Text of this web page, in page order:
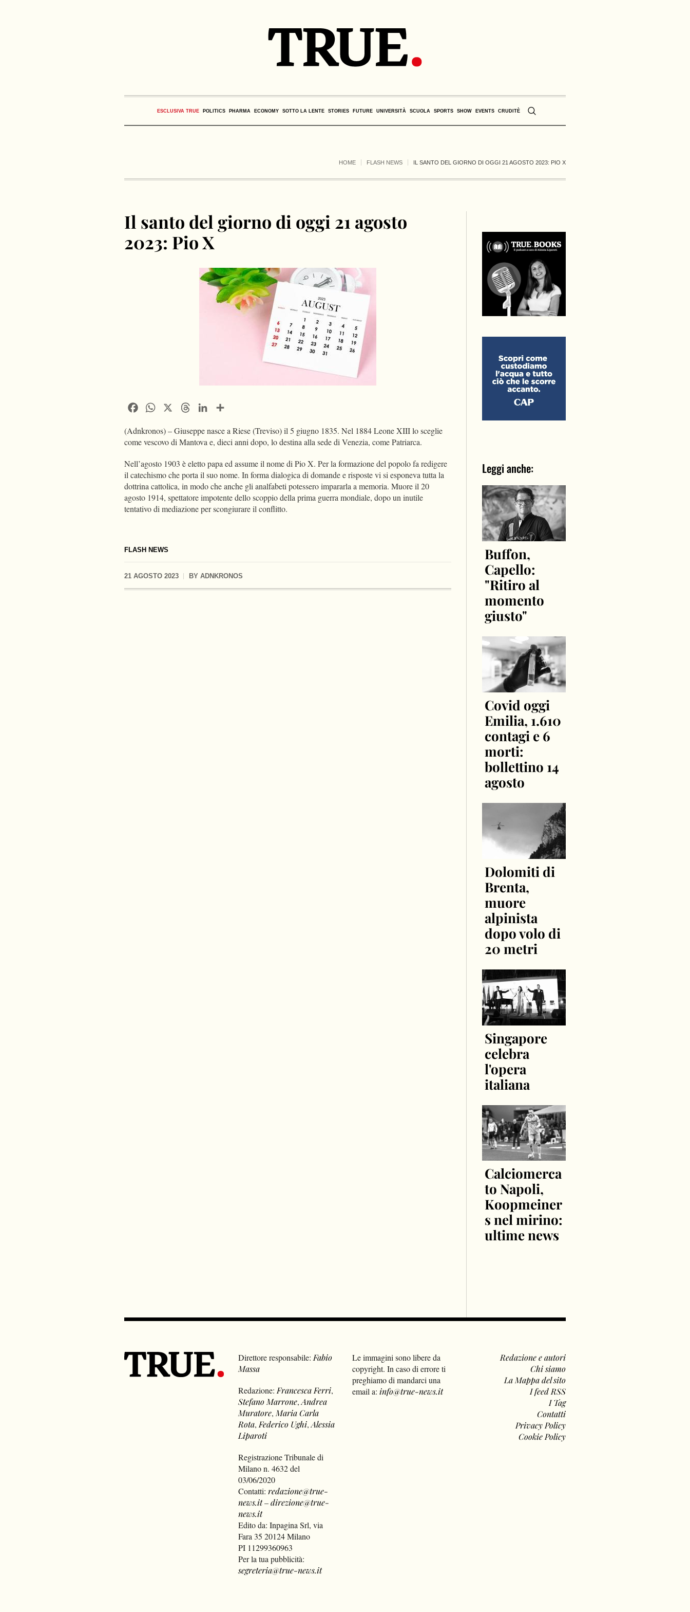
ESCLUSIVA TRUE POLITICS PHARMA ECONOMY SOTTO LA LENTE STORIES FUTURE UNIVERSITÀ SCUOLA SPORTS SHOW EVENTS CRUDITÈ
HOME FLASH NEWS IL SANTO DEL GIORNO DI OGGI 21 AGOSTO 2023: PIO X
FLASH NEWS
Il santo del giorno di oggi 21 agosto
2023: Pio X
21 AGOSTO 2023 BY ADNKRONOS
FacebookWhatsApp ThreadsLinkedIn
(Adnkronos) – Giuseppe nasce a Riese (Treviso) il 5 giugno 1835. Nel 1884 Leone XIII lo sceglie
come vescovo di Mantova e, dieci anni dopo, lo destina alla sede di Venezia, come Patriarca.
Nell’agosto 1903 è eletto papa ed assume il nome di Pio X. Per la formazione del popolo fa redigere
il catechismo che porta il suo nome. In forma dialogica di domande e risposte vi si esponeva tutta la
dottrina cattolica, in modo che anche gli analfabeti potessero impararla a memoria. Muore il 20
agosto 1914, spettatore impotente dello scoppio della prima guerra mondiale, dopo un inutile
tentativo di mediazione per scongiurare il conflitto.
Leggi anche:
Buffon,
Capello:
"Ritiro al
momento
giusto"
Covid oggi
Emilia, 1.610
contagi e 6
morti:
bollettino 14
agosto
Dolomiti di
Brenta,
muore
alpinista
dopo volo di
20 metri
Singapore
celebra
l'opera
italiana
Calciomerca
to Napoli,
Koopmeiner
s nel mirino:
ultime news
Direttore responsabile:Fabio
Massa
Redazione:Francesca Ferri,
Stefano Marrone,Andrea
Muratore,Maria Carla
Rota,Federico Ughi,Alessia
Liparoti
Registrazione Tribunale di
Milano n. 4632 del
03/06/2020
Contatti:redazione@true-
news.it–direzione@true-
news.it
Edito da: Inpagina Srl, via
Fara 35 20124 Milano
PI 11299360963
Per la tua pubblicità:
segreteria@true-news.it
Le immagini sono libere da
copyright. In caso di errore ti
preghiamo di mandarci una
email a: info@true-news.it
Redazione e autori
Chi siamo
La Mappa del sito
I feed RSS
I Tag
Contatti
Privacy Policy
Cookie Policy